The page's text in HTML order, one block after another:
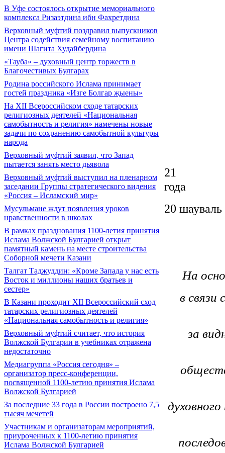
В Уфе состоялось открытие мемориального
комплекса Ризаэтдина ибн Фахретдина
Верховный муфтий поздравил выпускников
Центра содействия семейному воспитанию
имени Шагита Худайбердина
«Тауба» – духовный центр торжеств в
Благочестивых Булгарах
Родина российского Ислама принимает
гостей праздника «Изге Болгар җыены»
На XII Всероссийском сходе татарских
религиозных деятелей «Национальная
самобытность и религия» намечены новые
задачи по сохранению самобытной культуры
народа
Верховный муфтий заявил, что Запад
пытается занять место дьявола
Верховный муфтий выступил на пленарном
заседании Группы стратегического видения
«Россия – Исламский мир»
Мусульмане ждут появления уроков
нравственности в школах
В рамках празднования 1100-летия принятия
Ислама Волжской Булгарией открыт
памятный камень на месте строительства
Соборной мечети Казани
Талгат Таджуддин: «Кроме Запада у нас есть
Восток и миллионы наших братьев и
сестер»
В Казани проходит XII Всероссийский сход
татарских религиозных деятелей
«Национальная самобытность и религия»
Верховный муфтий считает, что история
Волжской Булгарии в учебниках отражена
недостаточно
Медиагруппа «Россия сегодня» –
организатор пресс-конференции,
посвященной 1100-летию принятия Ислама
Волжской Булгарией
За последние 33 года в России построено 7,5
тысяч мечетей
Участникам и организаторам мероприятий,
приуроченных к 1100-летию принятия
Ислама Волжской Булгарией
20 шауваль
На
в
за